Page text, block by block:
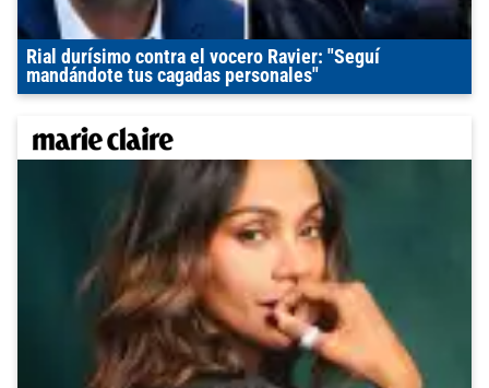
Rial durísimo contra el vocero Ravier: "Seguí
mandándote tus cagadas personales"